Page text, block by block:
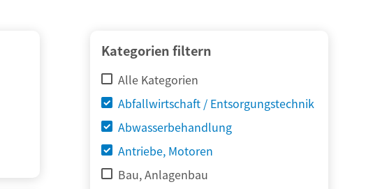
Kategorien filtern
Alle Kategorien
Abfallwirtschaft / Entsorgungstechnik
Abwasserbehandlung
Antriebe, Motoren
Bau, Anlagenbau